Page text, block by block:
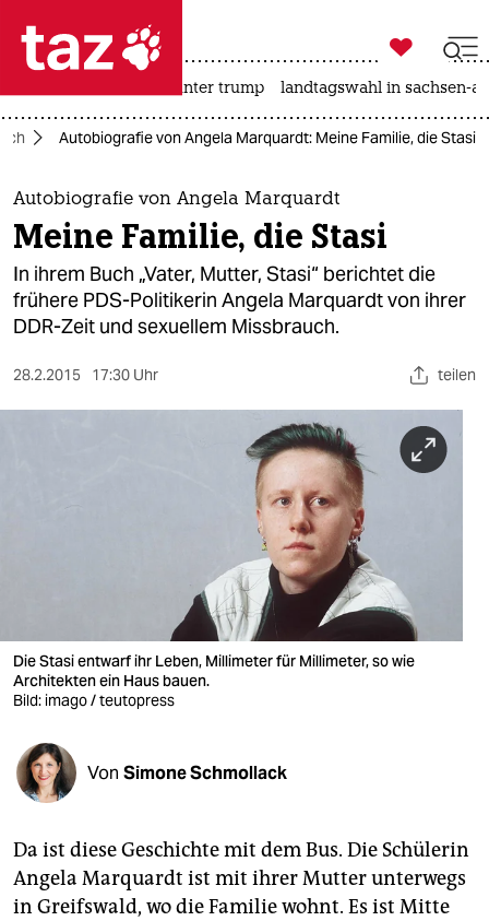
 taz zahl ich
taz zahl ich
themen
politik
öko
verlag
verlag
shop
fragen & hilfe
unterstützen
abo

taz zahl ich
usa unter trump landtagswahl in sachsen-
Autobiografie von Angela Marquardt: Meine Familie, die Stasi
Autobiografie von Angela Marquardt
Meine Familie, die Stasi
In ihrem Buch „Vater, Mutter, Stasi“ berichtet die
frühere PDS-Politikerin Angela Marquardt von ihrer
DDR-Zeit und sexuellem Missbrauch.
28.2.2015 17:30 Uhr teilen
Die Stasi entwarf ihr Leben, Millimeter für Millimeter, so wie
Architekten ein Haus bauen.
Bild: imago / teutopress
Von Simone Schmollack
Da ist diese Geschichte mit dem Bus. Die Schülerin
Angela Marquardt ist mit ihrer Mutter unterwegs
in Greifswald, wo die Familie wohnt. Es ist Mitte